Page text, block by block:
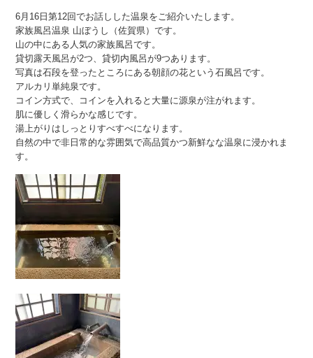
6月16日第12回でお話しした温泉をご紹介いたします。
家族風呂温泉 山ぼうし（佐賀県）です。
山の中にある人気の家族風呂です。
貸切露天風呂が2つ、貸切内風呂が9つあります。
写真は石段を登ったところにある朝顔の花という石風呂です。
アルカリ単純泉です。
コイン方式で、コインを入れると大量に源泉が注がれます。
肌に優しく滑らかな感じです。
湯上がりはしっとりすべすべになります。
自然の中で非日常的な雰囲気で高品質かつ新鮮なな温泉に浸かれま
す。